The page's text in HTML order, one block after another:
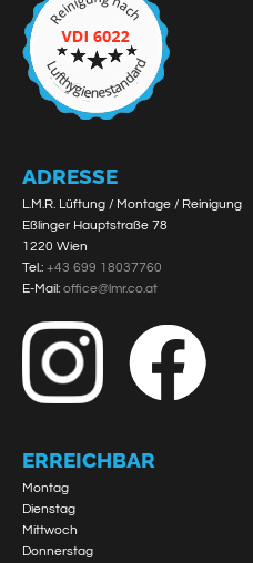
ADRESSE
L.M.R. Lüftung / Montage / Reinigung
Eßlinger Hauptstraße 78
1220 Wien
Tel.: +43 699 18037760
E-Mail: office@lmr.co.at
ERREICHBAR
Montag
Dienstag
Mittwoch
Donnerstag